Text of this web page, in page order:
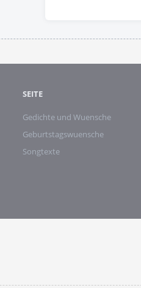
SEITE
Gedichte und Wuensche
Geburtstagswuensche
Songtexte